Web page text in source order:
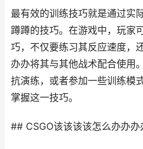
最有效的训练技巧就是通过实
蹲蹲的技巧。在游戏中，玩家
巧，不仅要练习其反应速度，
办办将其与其他战术配合使用
抗演练，或者参加一些训练模
掌握这一技巧。
## CSGO该该该该怎么办办办